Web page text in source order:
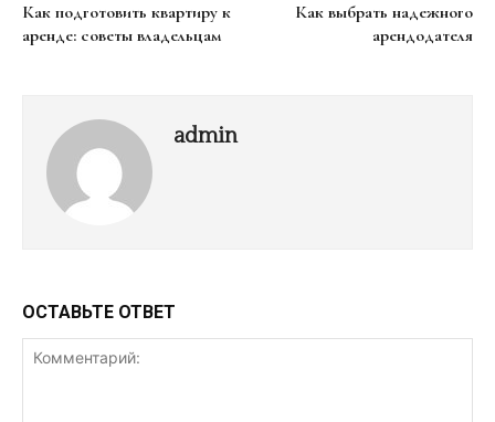
Как подготовить квартиру к
аренде: советы владельцам
Как выбрать надежного
арендодателя
admin
ОСТАВЬТЕ ОТВЕТ